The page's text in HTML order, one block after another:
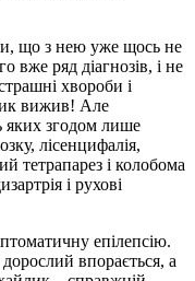
що з нею уже щось не
вже ряд діагнозів, і не
хвороби і
вижив! Але
яких згодом лише
лісенцифалія,
тетрапарез і колобома
і рухові
епілепсію.
впорається, а